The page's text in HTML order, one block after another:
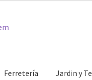
Ferretería Jardin y